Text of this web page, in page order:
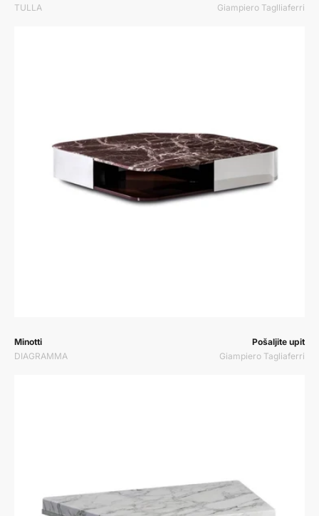
TULLA
Giampiero Taglliaferri
Prodavač:
Minotti
DIAGRAMMA
Prodavač:Pošaljite upit
Giampiero Tagliaferri